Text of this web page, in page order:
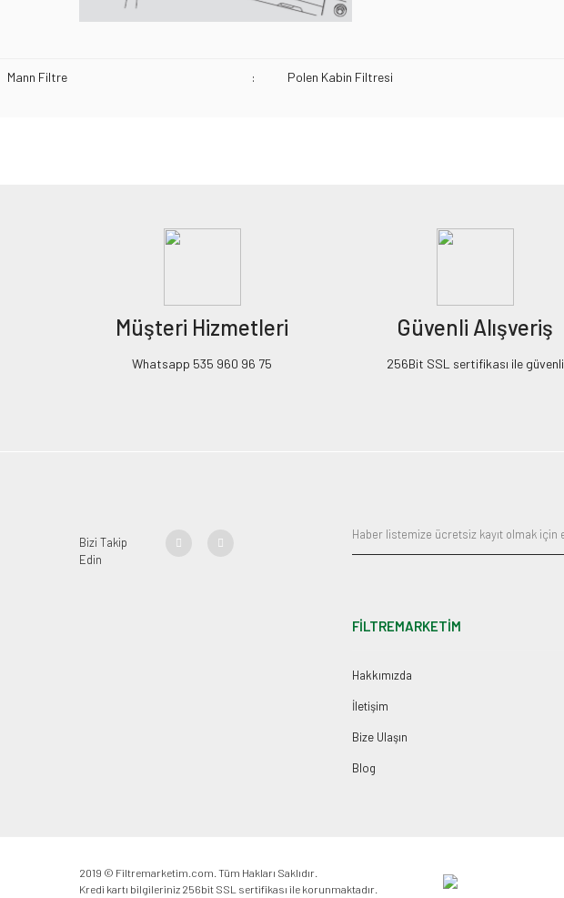
Mann Filtre : Polen Kabin Filtresi
Müşteri Hizmetleri
Whatsapp 535 960 96 75
Güvenli Alışveriş
256Bit SSL sertifikası ile güvenli
Bizi Takip
Edin
FİLTREMARKETİM
Hakkımızda
İletişim
Bize Ulaşın
Blog
2019 © Filtremarketim.com. Tüm Hakları Saklıdır.
Kredi kartı bilgileriniz 256bit SSL sertifikası ile korunmaktadır.